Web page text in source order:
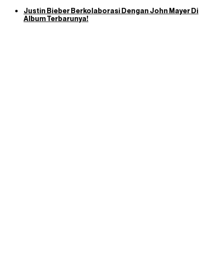
Justin Bieber Berkolaborasi Dengan John Mayer Di
Album Terbarunya!